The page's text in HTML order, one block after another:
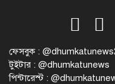
ফেসবুক :
টুইটার : @dhumkatunews
পিন্টারেস্ট :